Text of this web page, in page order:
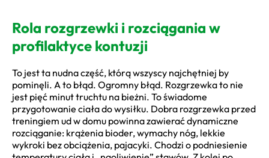
Rola rozgrzewki i rozciągania w
profilaktyce kontuzji
To jest ta nudna część, którą wszyscy najchętniej by
pominęli. A to błąd. Ogromny błąd. Rozgrzewka to nie
jest pięć minut truchtu na bieżni. To świadome
przygotowanie ciała do wysiłku. Dobra rozgrzewka przed
treningiem ud w domu powinna zawierać dynamiczne
rozciąganie: krążenia bioder, wymachy nóg, lekkie
wykroki bez obciążenia, pajacyki. Chodzi o podniesienie